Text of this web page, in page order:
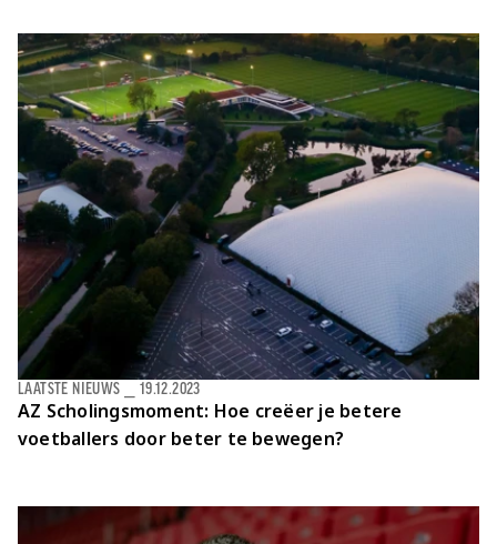
AZ Scholingsmoment: Hoe creëer je betere
voetballers door beter te bewegen?
LAATSTE NIEUWS 19.12.2023